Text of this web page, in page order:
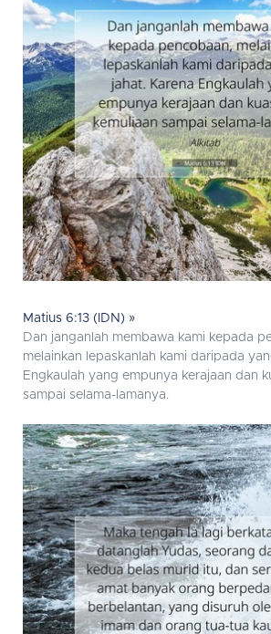
Matius 6:13 (IDN) »
Dan janganlah membawa kami kepada
melainkan lepaskanlah kami daripada
Engkaulah yang empunya kerajaan dan
sampai selama-lamanya.